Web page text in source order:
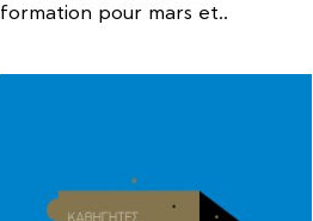
formation pour mars et..